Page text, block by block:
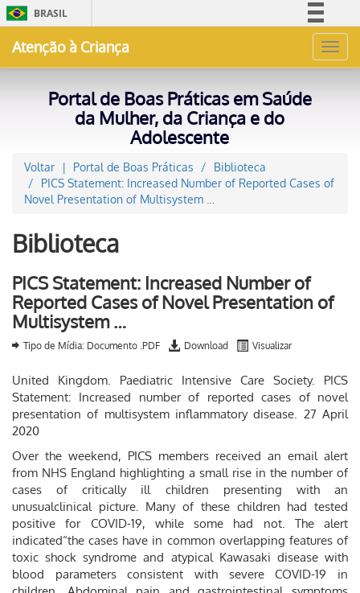
BRASIL
Acesso à informação
Atenção à Criança
Portal de Boas Práticas em Saúde
da Mulher, da Criança e do
Adolescente
Voltar Portal de Boas Práticas
Biblioteca
PICS Statement: Increased Number of Reported Cases of
Novel Presentation of Multisystem …
Biblioteca
PICS Statement: Increased Number of
Reported Cases of Novel Presentation of
Multisystem …
Tipo de Mídia: Documento .PDF Download Visualizar
United Kingdom. Paediatric Intensive Care Society. PICS
Statement: Increased number of reported cases of novel
presentation of multisystem inflammatory disease. 27 April
2020
Over the weekend, PICS members received an email alert
from NHS England highlighting a small rise in the number of
cases of critically ill children presenting with an
unusualclinical picture. Many of these children had tested
positive for COVID-19, while some had not. The alert
indicated“the cases have in common overlapping features of
toxic shock syndrome and atypical Kawasaki disease with
blood parameters consistent with severe COVID-19 in